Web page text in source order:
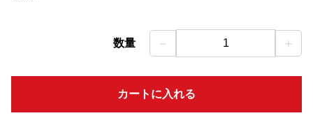
数量 － 1 ＋
カートに入れる